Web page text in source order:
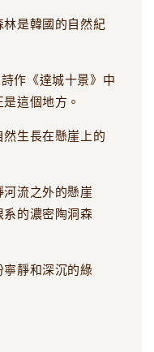
是韓國的自然紀
作《達城十景》中
這個地方。
生長在懸崖上的
流之外的懸崖
系的濃密陶洞森
寧靜和深沉的綠